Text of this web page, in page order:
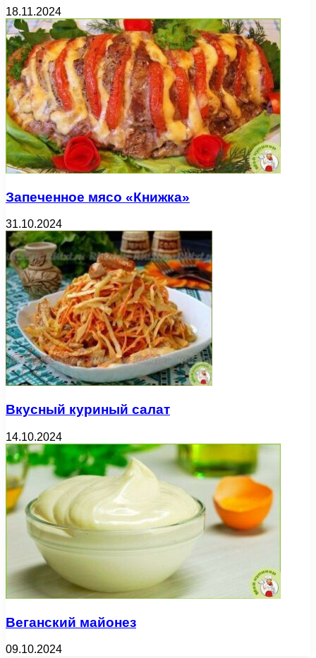
18.11.2024
Запеченное мясо «Книжка»
31.10.2024
Вкусный куриный салат
14.10.2024
Веганский майонез
09.10.2024